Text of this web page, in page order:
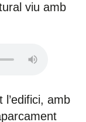
viu amb
amb